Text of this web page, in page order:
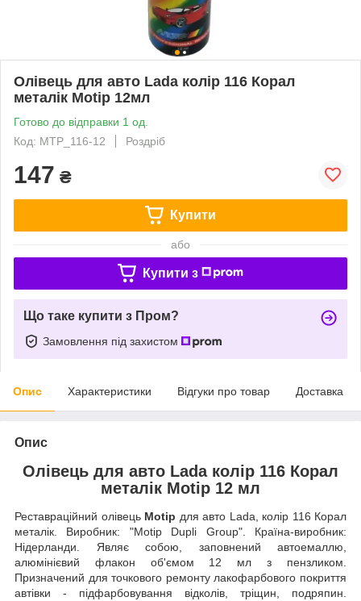
Олівець для авто Lada колір 116 Корал
металік Motip 12мл
Готово до відправки 1 од.
Код: MTP_116-12
Роздріб
147 ₴
Купити
або
Купити з
Що таке купити з Пром?
Замовлення під захистом
Опис Характеристики Відгуки про товар Доставка
Опис
Олівець для авто Lada колір 116 Корал
металік Motip 12 мл
Реставраційний олівець Motip для авто Lada, колір 116 Корал
металік. Виробник: "Motip Dupli Group". Країна-виробник:
Нідерланди. Являє собою, заповнений автоемаллю,
алюмінієвий флакон об'ємом 12 мл з пензликом.
Призначений для точкового ремонту лакофарбового покриття
автівки - підфарбовування відколів, тріщин, подряпин.